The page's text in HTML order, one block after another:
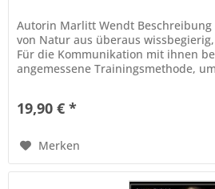
Autorin Marlitt Wendt Beschreibung
von Natur aus überaus
Für die Kommunikation mit ihnen
angemessene Trainingsmethode,
19,90 € *
Merken